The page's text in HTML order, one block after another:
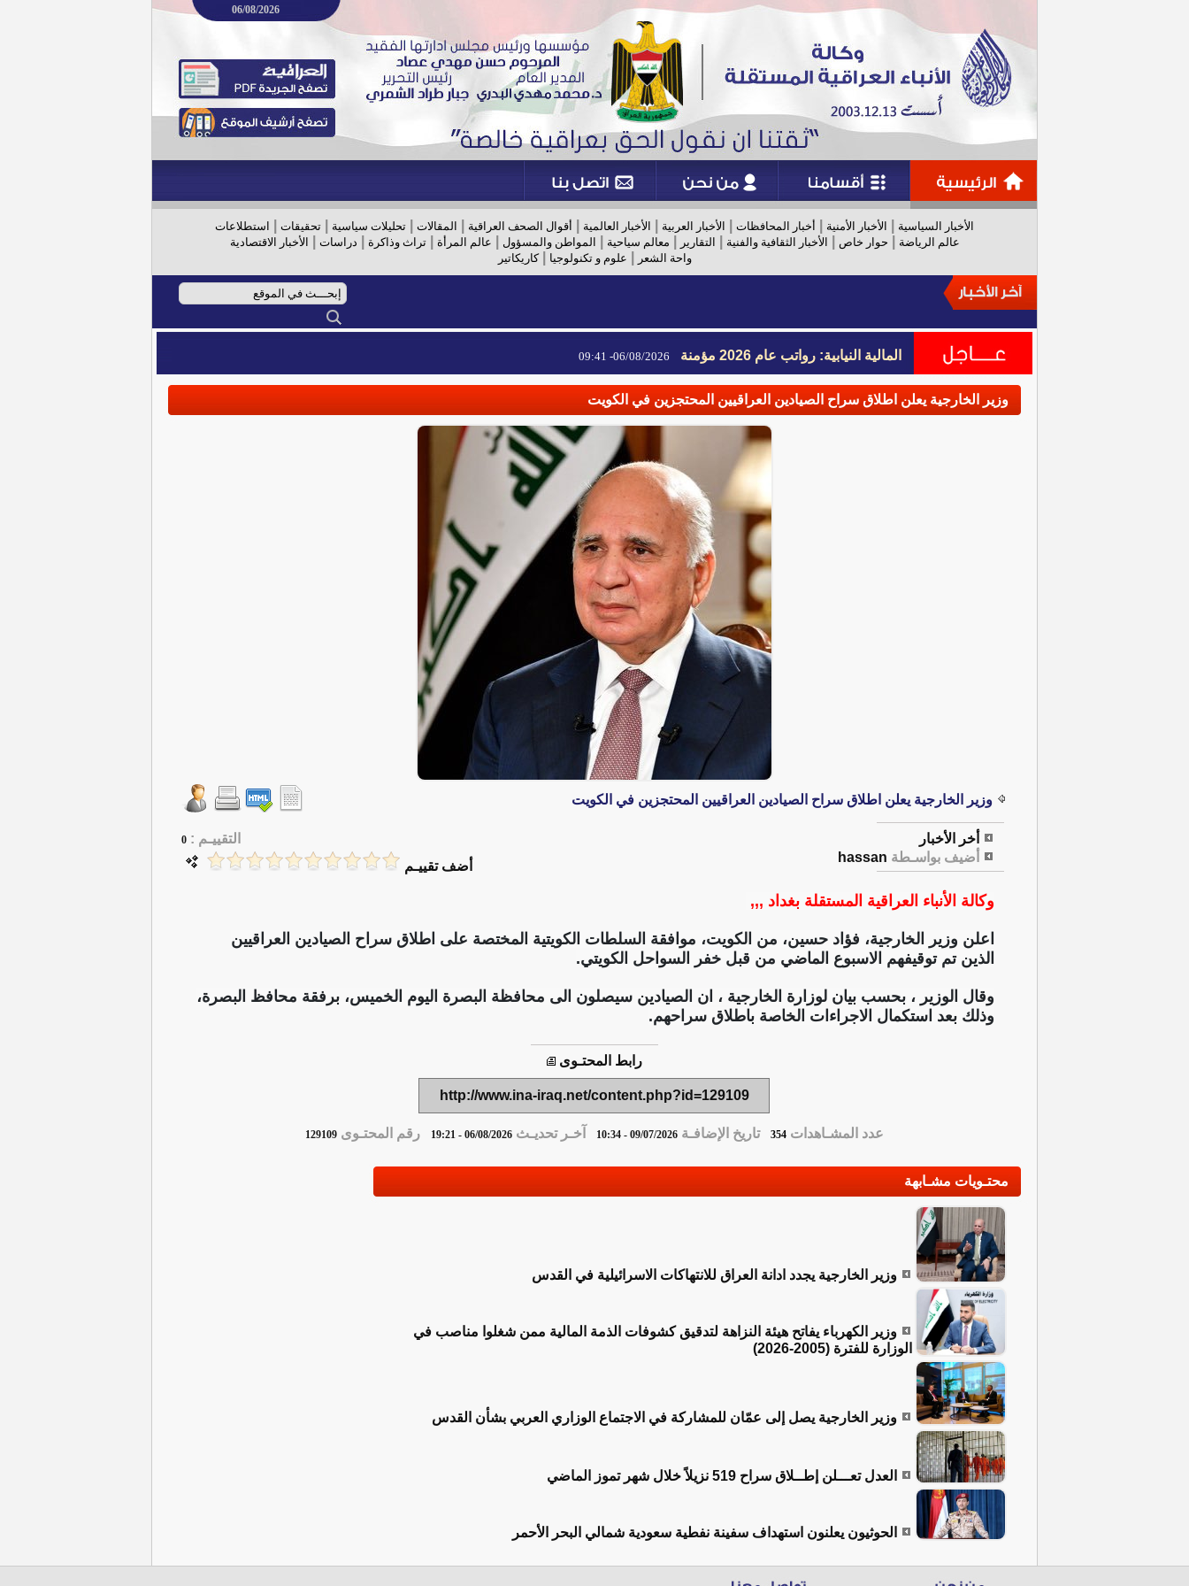
06/08/2026
الأخبار السياسية الأخبار الأمنية أخبار المحافظات الأخبار العربية الأخبار العالمية أقوال الصحف العراقية المقالات تحليلات سياسية تحقيقات
استطلاعات
عالم الرياضة
حوار خاص الأخبار الثقافية والفنية التقارير معالم سياحية المواطن والمسؤول عالم المرأة |تراث وذاكرة دراسات
الأخبار الاقتصادية
واحة الشعر
علوم و تكنولوجيا |كاريكاتير
المالية النيابية: رواتب عام 2026 مؤمنة 06/08/2026- 09:41
المالية النيابية: رواتب عام 2026 مؤمنة 06/08/2026- 09:41
وزير الخارجية يعلن اطلاق سراح الصيادين العراقيين المحتجزين في الكويت
وزير الخارجية يعلن اطلاق سراح الصيادين العراقيين المحتجزين في الكويت
أخر الأخبار التقييـم : 0
أضيف بواسـطة hassan
أضف تقييـم
وكالة الأنباء العراقية المستقلة بغداد ,,,
اعلن وزير الخارجية، فؤاد حسين، من الكويت، موافقة السلطات الكويتية المختصة على اطلاق سراح الصيادين العراقيين
الذين تم توقيفهم الاسبوع الماضي من قبل خفر السواحل الكويتي.
وقال الوزير ، بحسب بيان لوزارة الخارجية ، ان الصيادين سيصلون الى محافظة البصرة اليوم الخميس، برفقة محافظ البصرة،
وذلك بعد استكمال الاجراءات الخاصة باطلاق سراحهم.
رابط المحتـوى
http://www.ina-iraq.net/content.php?id=129109
عدد المشـاهدات354 تاريخ الإضافـة09/07/2026 - 10:34 آخـر تحديـث06/08/2026 - 19:21 رقم المحتـوى129109
محتـويات مشـابهة
وزير الخارجية يجدد ادانة العراق للانتهاكات الاسرائيلية في القدس
وزير الكهرباء يفاتح هيئة النزاهة لتدقيق كشوفات الذمة المالية ممن شغلوا مناصب في
الوزارة للفترة (2005-2026)
وزير الخارجية يصل إلى عمّان للمشاركة في الاجتماع الوزاري العربي بشأن القدس
العدل تعـــلن إطــلاق سراح 519 نزيلاً خلال شهر تموز الماضي
الحوثيون يعلنون استهداف سفينة نفطية سعودية شمالي البحر الأحمر